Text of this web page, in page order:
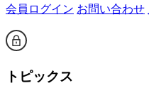
会員ログイン お問い合わせ
トピックス